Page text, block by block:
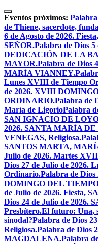
Skip
to
content
Eventos próximos: Palabra
de Thiene, sacerdote,
6 de Agosto de 2026.
SEÑOR.Palabra de Dios 5
DEDICACIÓN DE LA
MAYOR.Palabra de Dios
MARÍA VIANNEY.
Lunes XVIII de Tiempo
de 2026. XVIII
ORDINARIO.Palabra de
María de LigorioPalabra
SAN IGNACIO DE
2026. SANTA MARÍA
VENEGAS, Religiosa.
SANTOS MARTA,
Julio de 2026. Martes
Dios 27 de Julio de 2026.
Ordinario.Palabra de
DOMINGO DEL
de Julio de 2026. Fiesta,
Dios 24 de Julio de
Presbítero.El futuro: Una,
sinodal?Palabra de Dios
Religiosa.Palabra de Dios
MAGDALENA.Palabra